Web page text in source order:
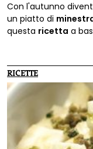
Con l'autunno
un piatto di
questa ricetta a
RICETTE